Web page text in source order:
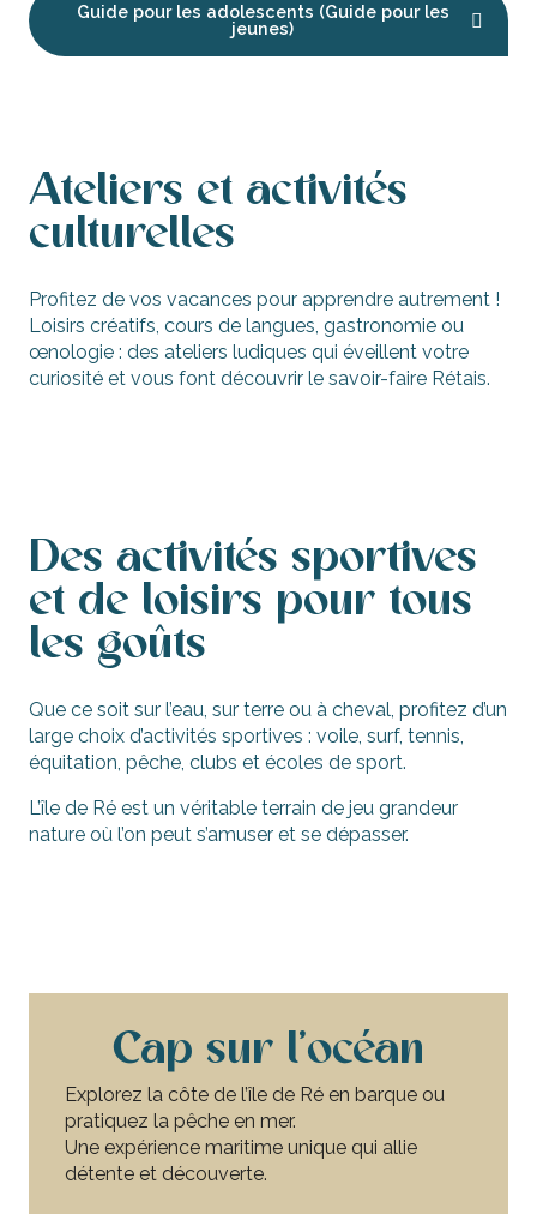
Guide pour les adolescents (Guide pour les
jeunes)
Ateliers et activités
culturelles
Profitez de vos vacances pour apprendre autrement !
Loisirs créatifs, cours de langues, gastronomie ou
œnologie : des ateliers ludiques qui éveillent votre
curiosité et vous font découvrir le savoir-faire Rétais.
Des activités sportives
et de loisirs pour tous
les goûts
Que ce soit sur l’eau, sur terre ou à cheval, profitez d’un
large choix d’activités sportives : voile, surf, tennis,
équitation, pêche, clubs et écoles de sport.
L’île de Ré est un véritable terrain de jeu grandeur
nature où l’on peut s’amuser et se dépasser.
Cap sur l'océan
Explorez la côte de l’île de Ré en barque ou
pratiquez la pêche en mer.
Une expérience maritime unique qui allie
détente et découverte.